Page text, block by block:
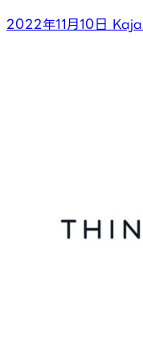
2022年11月10日